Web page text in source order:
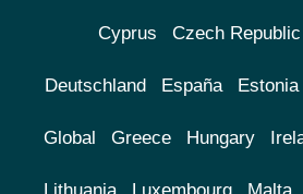
Cyprus Czech Republic
Deutschland España Estonia
Global Greece Hungary